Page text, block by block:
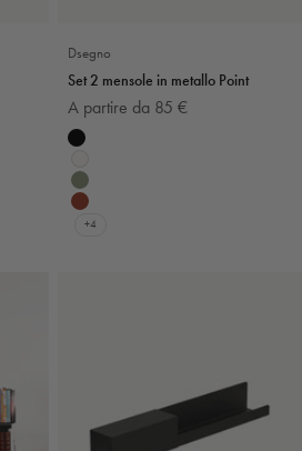
Dsegno
Set 2 mensole in metallo Point
Prezzo scontato
A partire da 85 €
Colore
Nero
Bianco
Verde salvia
Mattone
+4